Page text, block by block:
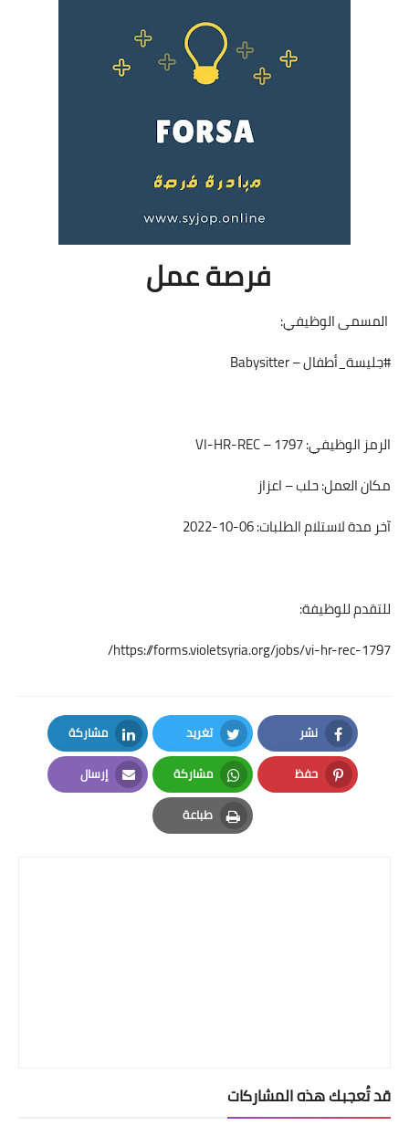
دورات تدريبية
فرصة عمل
المسمى الوظيفي:
#جليسة_أطفال – Babysitter
الرمز الوظيفي: VI-HR-REC – 1797
مكان العمل: حلب – اعزاز
آخر مدة لاستلام الطلبات: 06-10-2022
للتقدم للوظيفة:
https://forms.violetsyria.org/jobs/vi-hr-rec-1797/
نشر
Facebook
تغريد
Twitter
مشاركة
LinkedIn
حفظ
Pinterest
مشاركة
Whatsapp
إرسال
Email
طباعة
Print
قد تُعجبك هذه المشاركات